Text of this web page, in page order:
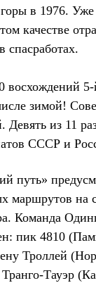
в 1976. Уже
качестве
спасработах.
восхождений
зимой!
Девять из 11
СССР и
путь»
маршрутов на
Команда
пик 4810
Троллей
Тауэр